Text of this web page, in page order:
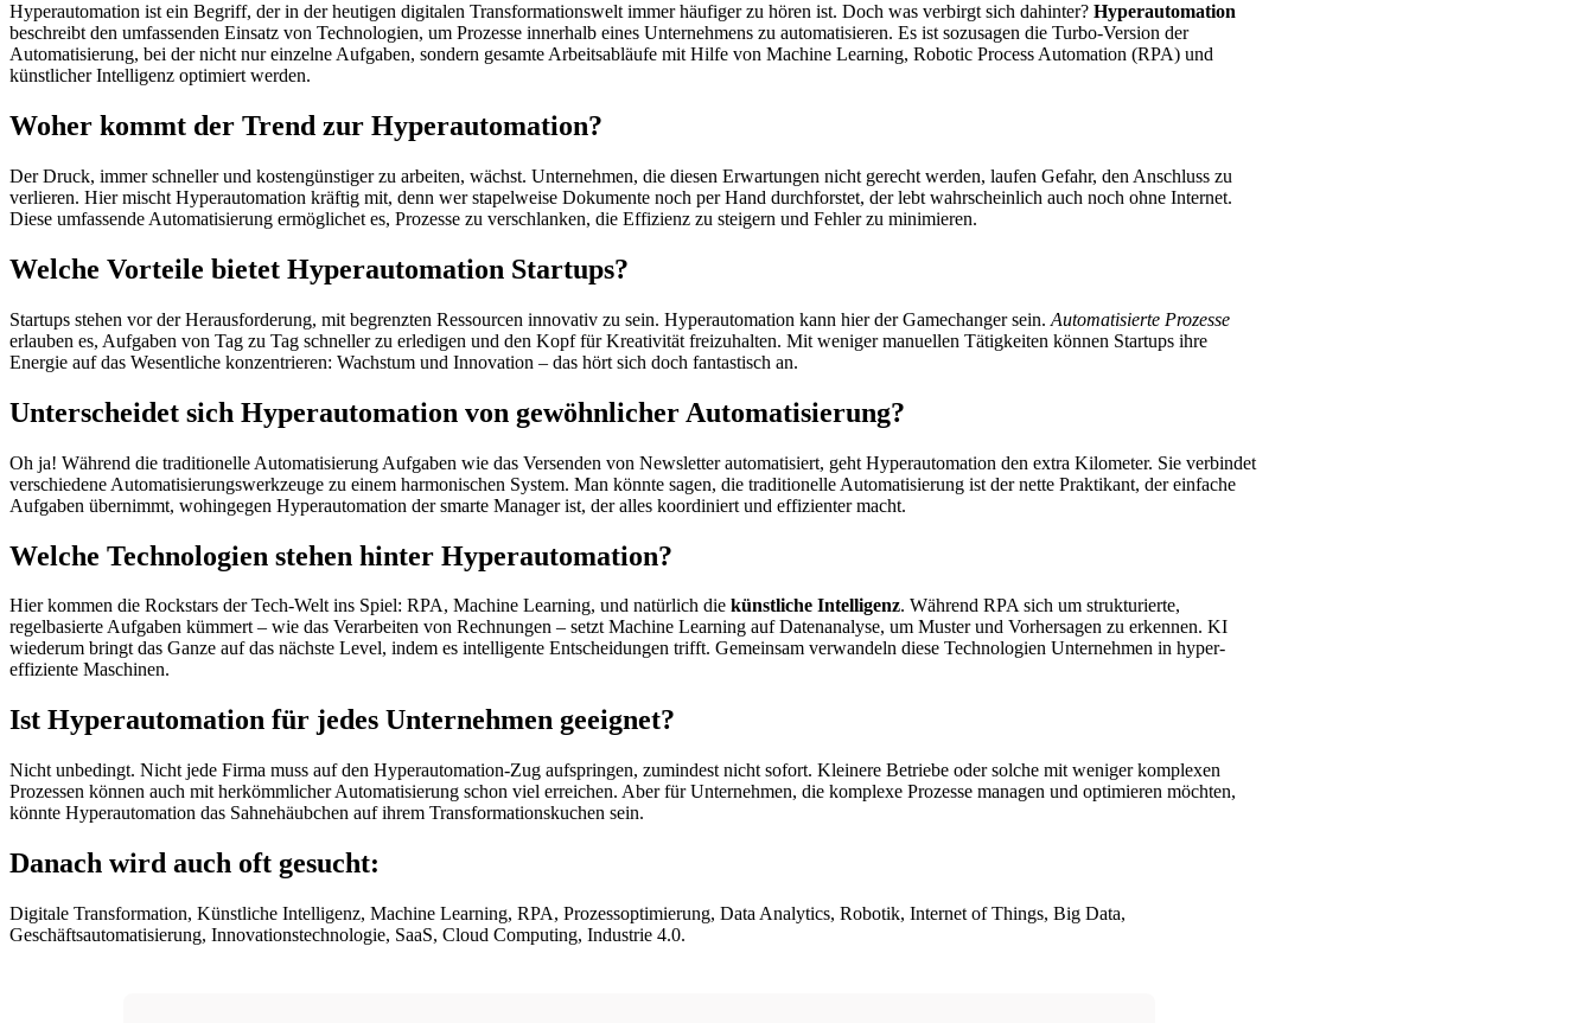
Hyperautomation ist ein Begriff, der in der heutigen digitalen Transformationswelt immer häufiger zu hören ist. Doch was verbirgt sich dahinter? Hyperautomation
beschreibt den umfassenden Einsatz von Technologien, um Prozesse innerhalb eines Unternehmens zu automatisieren. Es ist sozusagen die Turbo-Version der
Automatisierung, bei der nicht nur einzelne Aufgaben, sondern gesamte Arbeitsabläufe mit Hilfe von Machine Learning, Robotic Process Automation (RPA) und
künstlicher Intelligenz optimiert werden.
Woher kommt der Trend zur Hyperautomation?
Der Druck, immer schneller und kostengünstiger zu arbeiten, wächst. Unternehmen, die diesen Erwartungen nicht gerecht werden, laufen Gefahr, den Anschluss zu
verlieren. Hier mischt Hyperautomation kräftig mit, denn wer stapelweise Dokumente noch per Hand durchforstet, der lebt wahrscheinlich auch noch ohne Internet.
Diese umfassende Automatisierung ermöglichet es, Prozesse zu verschlanken, die Effizienz zu steigern und Fehler zu minimieren.
Welche Vorteile bietet Hyperautomation Startups?
Startups stehen vor der Herausforderung, mit begrenzten Ressourcen innovativ zu sein. Hyperautomation kann hier der Gamechanger sein. Automatisierte Prozesse
erlauben es, Aufgaben von Tag zu Tag schneller zu erledigen und den Kopf für Kreativität freizuhalten. Mit weniger manuellen Tätigkeiten können Startups ihre
Energie auf das Wesentliche konzentrieren: Wachstum und Innovation – das hört sich doch fantastisch an.
Unterscheidet sich Hyperautomation von gewöhnlicher Automatisierung?
Oh ja! Während die traditionelle Automatisierung Aufgaben wie das Versenden von Newsletter automatisiert, geht Hyperautomation den extra Kilometer. Sie verbindet
verschiedene Automatisierungswerkzeuge zu einem harmonischen System. Man könnte sagen, die traditionelle Automatisierung ist der nette Praktikant, der einfache
Aufgaben übernimmt, wohingegen Hyperautomation der smarte Manager ist, der alles koordiniert und effizienter macht.
Welche Technologien stehen hinter Hyperautomation?
Hier kommen die Rockstars der Tech-Welt ins Spiel: RPA, Machine Learning, und natürlich die künstliche Intelligenz. Während RPA sich um strukturierte,
regelbasierte Aufgaben kümmert – wie das Verarbeiten von Rechnungen – setzt Machine Learning auf Datenanalyse, um Muster und Vorhersagen zu erkennen. KI
wiederum bringt das Ganze auf das nächste Level, indem es intelligente Entscheidungen trifft. Gemeinsam verwandeln diese Technologien Unternehmen in hyper-
effiziente Maschinen.
Ist Hyperautomation für jedes Unternehmen geeignet?
Nicht unbedingt. Nicht jede Firma muss auf den Hyperautomation-Zug aufspringen, zumindest nicht sofort. Kleinere Betriebe oder solche mit weniger komplexen
Prozessen können auch mit herkömmlicher Automatisierung schon viel erreichen. Aber für Unternehmen, die komplexe Prozesse managen und optimieren möchten,
könnte Hyperautomation das Sahnehäubchen auf ihrem Transformationskuchen sein.
Danach wird auch oft gesucht:
Digitale Transformation, Künstliche Intelligenz, Machine Learning, RPA, Prozessoptimierung, Data Analytics, Robotik, Internet of Things, Big Data,
Geschäftsautomatisierung, Innovationstechnologie, SaaS, Cloud Computing, Industrie 4.0.